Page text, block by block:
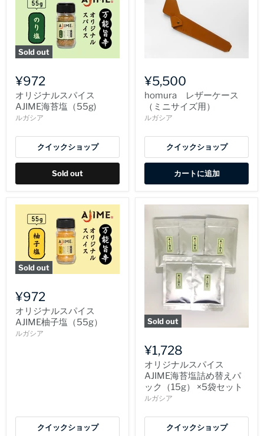
Sold out
¥972
オリジナルスパイス
AJIME海苔塩（55g)
ルガシア
クイックショップ
Sold out
¥5,500
homura レザーケース
（ミニサイズ用）
ルガシア
クイックショップ
カートに追加
Sold out
¥972
オリジナルスパイス
AJIME柚子塩（55g）
ルガシア
クイックショップ
Sold out
¥1,728
オリジナルスパイス
AJIME海苔塩詰め替えパ
ック（15g） ×5袋セット
ルガシア
クイックショップ